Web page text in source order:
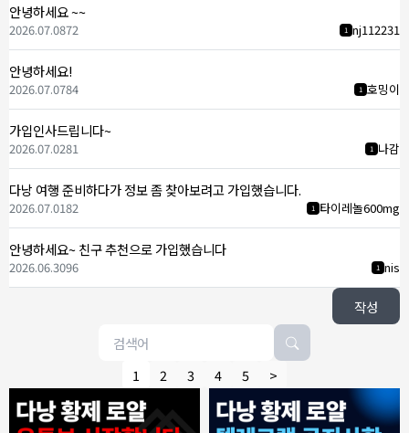
안녕하세요 ~~
1 nj112231
2026.07.0872
안녕하세요!
1 호밍이
2026.07.0784
가입인사드립니다~
1 나감
2026.07.0281
다낭 여행 준비하다가 정보 좀 찾아보려고 가입했습니다.
1 타이레놀600mg
2026.07.0182
안녕하세요~ 친구 추천으로 가입했습니다
1 nis
2026.06.3096
작성
1 2 3 4 5 >